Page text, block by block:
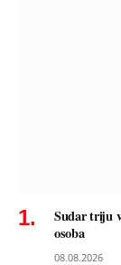
Sudar triju
osoba
08.08.2026